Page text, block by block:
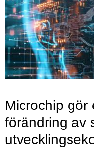
Microchip gör
förändring av